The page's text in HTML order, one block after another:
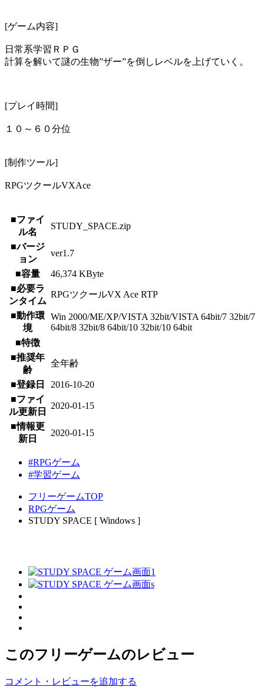
[ゲーム内容]
日常系学習ＲＰＧ
計算を解いて謎の生物”ザー”を倒しレベルを上げていく。
[プレイ時間]
１０～６０分位
[制作ツール]
RPGツクールVXAce
■ファイ
ル名
STUDY_SPACE.zip
■バージ
ョン
ver1.7
■容量
46,374 KByte
■必要ラ
ンタイム
RPGツクールVX Ace RTP
■動作環
境
Win 2000/ME/XP/VISTA 32bit/VISTA 64bit/7 32bit/7
64bit/8 32bit/8 64bit/10 32bit/10 64bit
■特徴
■推奨年
齢
全年齢
■登録日
2016-10-20
■ファイ
ル更新日
2020-01-15
■情報更
新日
2020-01-15
#RPGゲーム
#学習ゲーム
フリーゲームTOP
RPGゲーム
STUDY SPACE [ Windows ]
このフリーゲームのレビュー
コメント・レビューを追加する